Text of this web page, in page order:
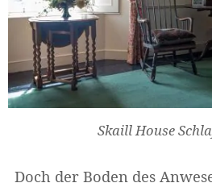
Skaill House
Doch der Boden des